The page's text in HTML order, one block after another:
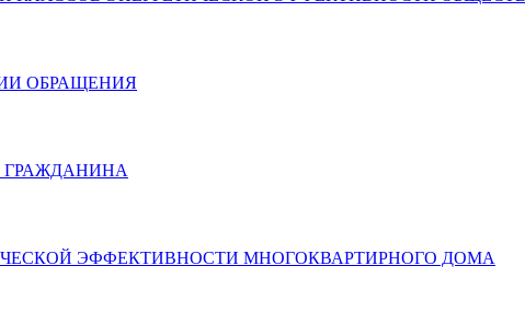
ОБРАЩЕНИЯ
ГРАЖДАНИНА
ЭФФЕКТИВНОСТИ МНОГОКВАРТИРНОГО ДОМА